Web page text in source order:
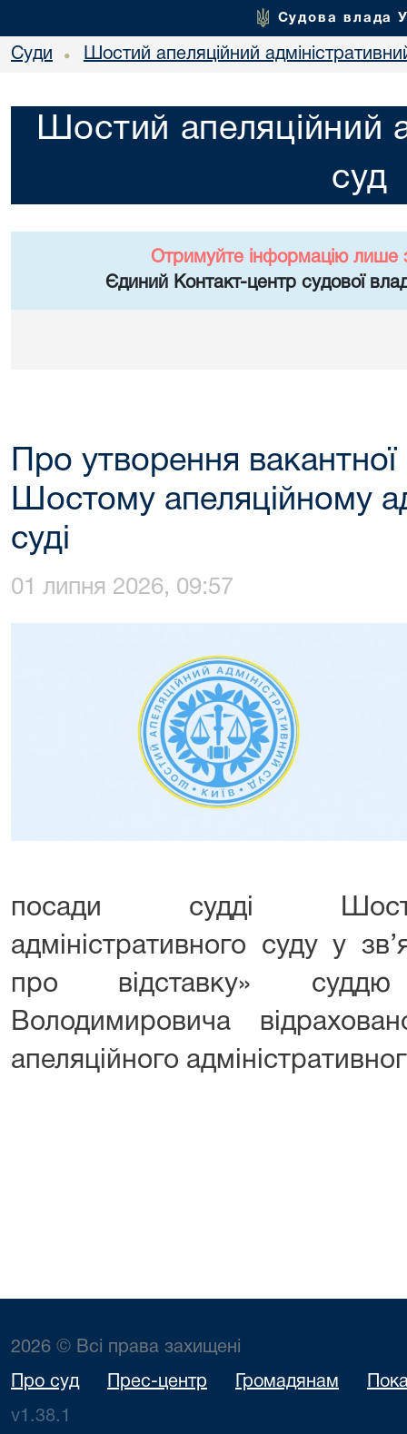
Судова влада
Суди • Шостий апеляційний
Шостий апеляційний
суд
Отримуйте інформацію лише
Єдиний Контакт-центр судової
Про утворення
Шостому апеляційному
суді
01 липня 2026, 09:57
посади судді
адміністративного суду у
про відставку»
Володимировича
апеляційного
2026 © Всі права захищені
Про суд Прес-центр Громадянам
v1.38.1